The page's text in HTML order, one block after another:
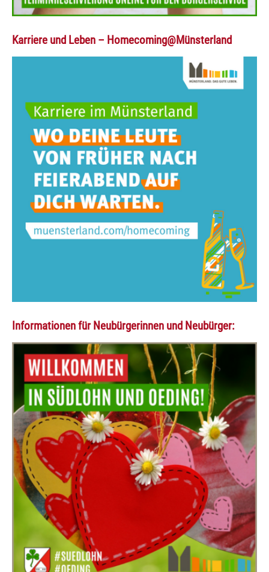
Karriere und Leben – Homecoming@Münsterland
Informationen für Neubürgerinnen und Neubürger: